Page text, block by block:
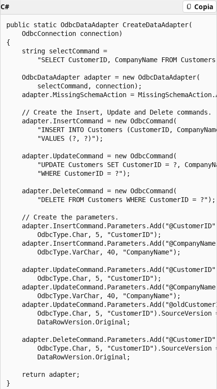
C# Copia
public static OdbcDataAdapter CreateDataAdapter(
    OdbcConnection connection)
{
    string selectCommand =
"SELECT CustomerID, CompanyName FROM
    OdbcDataAdapter adapter = new OdbcDataAdapter(
        selectCommand, connection);
adapter.MissingSchemaAction =
    // Create the Insert, Update and Delete commands.
    adapter.InsertCommand = new OdbcCommand(
"INSERT INTO Customers (CustomerID,
        "VALUES (?, ?)");
    adapter.UpdateCommand = new OdbcCommand(
"UPDATE Customers SET CustomerID = ?,
        "WHERE CustomerID = ?");
    adapter.DeleteCommand = new OdbcCommand(
        "DELETE FROM Customers WHERE CustomerID = ?");
    // Create the parameters.
        OdbcType.Char, 5, "CustomerID");
        OdbcType.VarChar, 40, "CompanyName");
        OdbcType.Char, 5, "CustomerID");
        OdbcType.VarChar, 40, "CompanyName");
OdbcType.Char, 5, "CustomerID").SourceVersion
        DataRowVersion.Original;
OdbcType.Char, 5, "CustomerID").SourceVersion
        DataRowVersion.Original;
    return adapter;